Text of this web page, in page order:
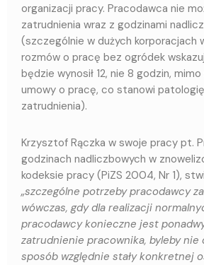
organizacji pracy. Pracodawca nie
zatrudnienia wraz z godzinami
(szczególnie w dużych korporacjach
rozmów o pracę bez ogródek
będzie wynosił 12, nie 8 godzin,
umowy o pracę, co stanowi
zatrudnienia).
Krzysztof Rączka w swoje pracy pt.
godzinach nadliczbowych w
kodeksie pracy (PiZS 2004, Nr 1),
„szczególne potrzeby pracodawcy
wówczas, gdy dla realizacji
pracodawcy konieczne jest
zatrudnienie pracownika, byleby nie
sposób względnie stały konkretnej